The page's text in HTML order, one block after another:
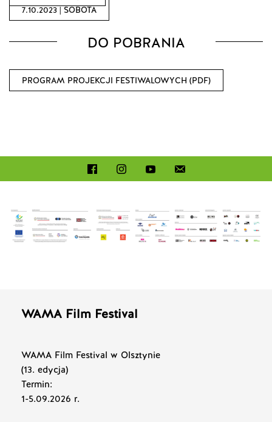
7.10.2023 | SOBOTA
DO POBRANIA
PROGRAM PROJEKCJI FESTIWALOWYCH (PDF)
WAMA Film Festival
WAMA Film Festival w Olsztynie
(13. edycja)
Termin:
1-5.09.2026 r.